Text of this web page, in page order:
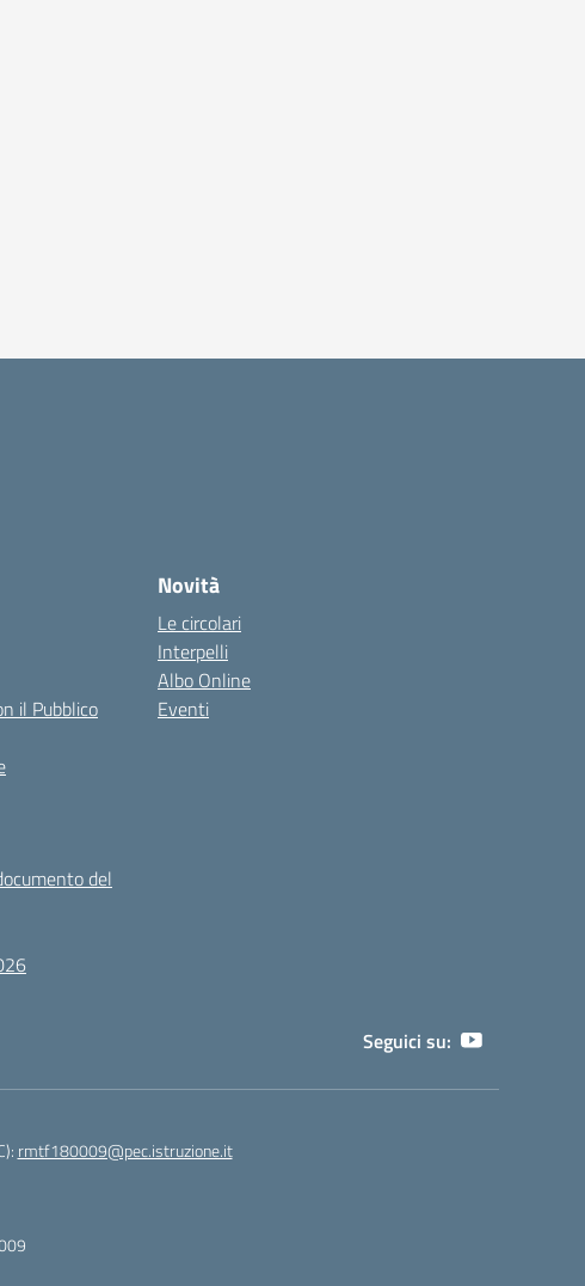
il Pubblico
del
Novità
Le circolari
Interpelli
Albo Online
Eventi
Seguici su:
rmtf180009@pec.istruzione.it